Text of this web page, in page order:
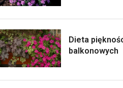
Dieta
balkonowych